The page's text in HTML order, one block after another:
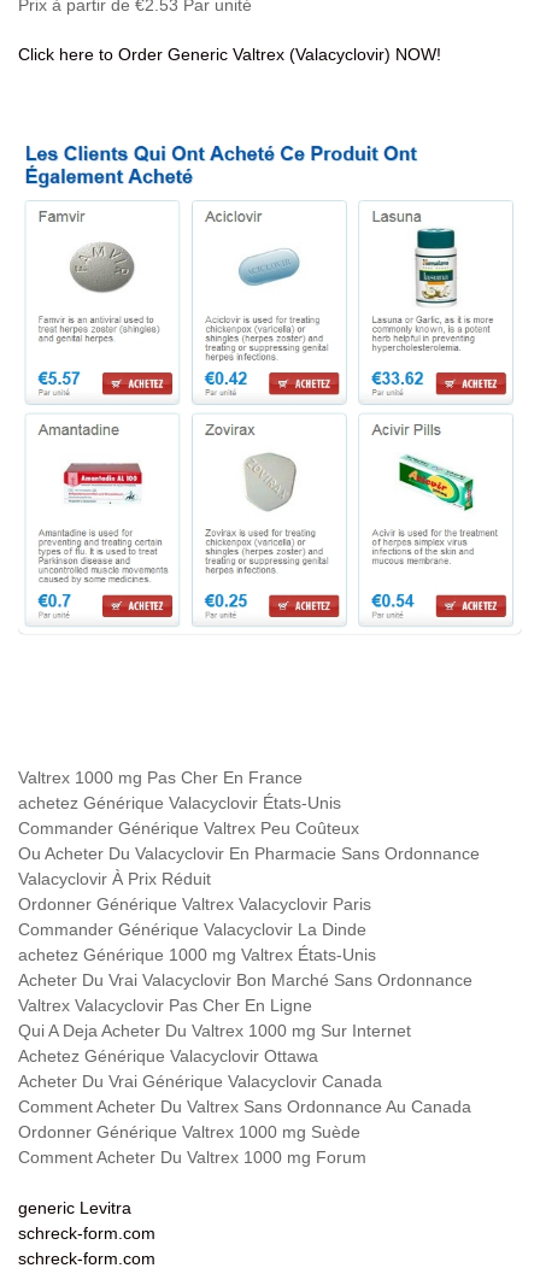
Prix à partir de €2.53 Par unité
Click here to Order Generic Valtrex (Valacyclovir) NOW!
Valtrex 1000 mg Pas Cher En France
achetez Générique Valacyclovir États-Unis
Commander Générique Valtrex Peu Coûteux
Ou Acheter Du Valacyclovir En Pharmacie Sans Ordonnance
Valacyclovir À Prix Réduit
Ordonner Générique Valtrex Valacyclovir Paris
Commander Générique Valacyclovir La Dinde
achetez Générique 1000 mg Valtrex États-Unis
Acheter Du Vrai Valacyclovir Bon Marché Sans Ordonnance
Valtrex Valacyclovir Pas Cher En Ligne
Qui A Deja Acheter Du Valtrex 1000 mg Sur Internet
Achetez Générique Valacyclovir Ottawa
Acheter Du Vrai Générique Valacyclovir Canada
Comment Acheter Du Valtrex Sans Ordonnance Au Canada
Ordonner Générique Valtrex 1000 mg Suède
Comment Acheter Du Valtrex 1000 mg Forum
generic Levitra
schreck-form.com
schreck-form.com